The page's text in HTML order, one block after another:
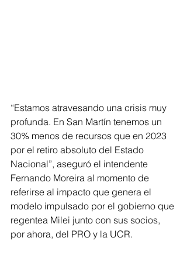
“Estamos atravesando una crisis muy
profunda. En San Martín tenemos un
30% menos de recursos que en 2023
por el retiro absoluto del Estado
Nacional”, aseguró el intendente
Fernando Moreira al momento de
referirse al impacto que genera el
modelo impulsado por el gobierno que
regentea Milei junto con sus socios,
por ahora, del PRO y la UCR.